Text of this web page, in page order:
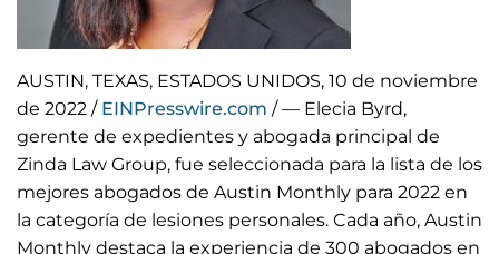
AUSTIN, TEXAS, ESTADOS UNIDOS, 10 de noviembre
de 2022 / EINPresswire.com / — Elecia Byrd,
gerente de expedientes y abogada principal de
Zinda Law Group, fue seleccionada para la lista de los
mejores abogados de Austin Monthly para 2022 en
la categoría de lesiones personales. Cada año, Austin
Monthly destaca la experiencia de 300 abogados en